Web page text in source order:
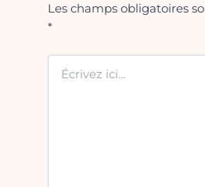
Les champs obligatoires
*
Écrivez
ici…